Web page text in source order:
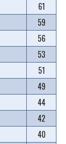
61
59
56
53
51
49
44
42
40